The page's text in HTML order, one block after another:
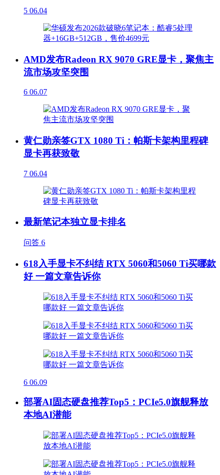
5 06.04
AMD发布Radeon RX 9070 GRE显卡，聚焦主
流市场攻坚突围
6 06.07
黄仁勋亲签GTX 1080 Ti：帕斯卡架构里程碑
显卡再获致敬
7 06.04
最新笔记本独立显卡排名
问答 6
618入手显卡不纠结 RTX 5060和5060 Ti买哪款
好 一篇文章告诉你
6 06.09
部署AI固态硬盘推荐Top5：PCIe5.0旗舰释放
本地AI潜能